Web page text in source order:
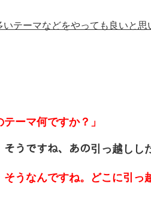
いテーマなどをやっても良いと思
ーマ何ですか？」
そうですね、あの引っ越しし
そうなんですね。どこに引っ